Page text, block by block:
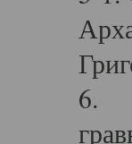
6.